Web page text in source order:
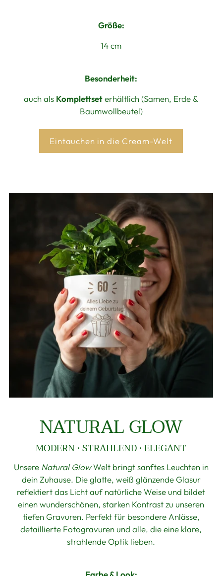
Größe:
14 cm
Besonderheit:
auch als Komplettseterhältlich (Samen, Erde &
Baumwollbeutel)
Eintauchen in die Cream-Welt
NATURAL GLOW
MODERN · STRAHLEND · ELEGANT
Unsere Natural GlowWelt bringt sanftes Leuchten in
dein Zuhause. Die glatte, weiß glänzende Glasur
reflektiert das Licht auf natürliche Weise und bildet
einen wunderschönen, starken Kontrast zu unseren
tiefen Gravuren. Perfekt für besondere Anlässe,
detaillierte Fotogravuren und alle, die eine klare,
strahlende Optik lieben.